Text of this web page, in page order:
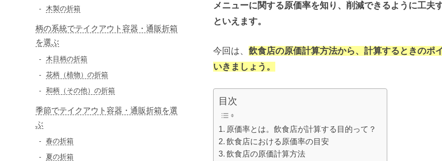
メニューに関する原価率を知り、削減できるように工夫
といえます。
今回は、 飲食店の原価計算方法から、計算するときのポ
いきましょう。
目次
原価率とは。飲食店が計算する目的って？
飲食店における原価率の目安
飲食店の原価計算方法
木製の折箱
柄の系統でテイクアウト容器・通販折箱
を選ぶ
木目柄の折箱
花柄（植物）の折箱
和柄（その他）の折箱
季節でテイクアウト容器・通販折箱を選
ぶ
春の折箱
夏の折箱